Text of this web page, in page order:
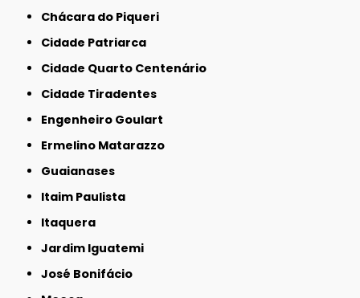
Chácara do Piqueri
Cidade Patriarca
Cidade Quarto Centenário
Cidade Tiradentes
Engenheiro Goulart
Ermelino Matarazzo
Guaianases
Itaim Paulista
Itaquera
Jardim Iguatemi
José Bonifácio